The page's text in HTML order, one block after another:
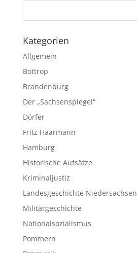
Kategorien
Allgemein
Bottrop
Brandenburg
Der „Sachsenspiegel“
Dörfer
Fritz Haarmann
Hamburg
Historische Aufsätze
Kriminaljustiz
Landesgeschichte Niedersachsen
Militärgeschichte
Nationalsozialismus
Pommern